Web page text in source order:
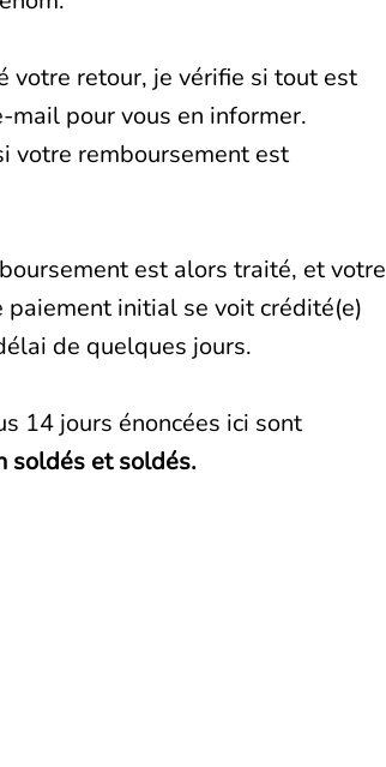
votre retour, je vérifie si tout est
mail pour vous en informer.
votre remboursement est
est alors traité, et votre
initial se voit crédité(e)
de quelques jours.
14 jours énoncées ici sont
soldés et soldés.